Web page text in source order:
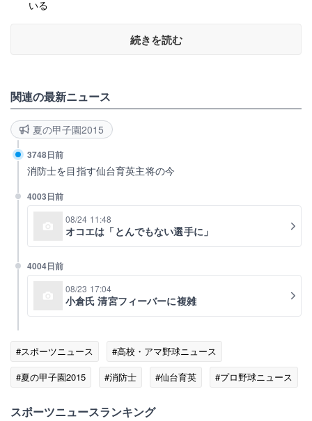
いる
続きを読む
関連の最新ニュース
夏の甲子園2015
3748日前
消防士を目指す仙台育英主将の今
4003日前
08/24 11:48
オコエは「とんでもない選手に」
4004日前
08/23 17:04
小倉氏 清宮フィーバーに複雑
#スポーツニュース
#高校・アマ野球ニュース
#夏の甲子園2015
#消防士 #仙台育英 #プロ野球ニュース
スポーツニュースランキング